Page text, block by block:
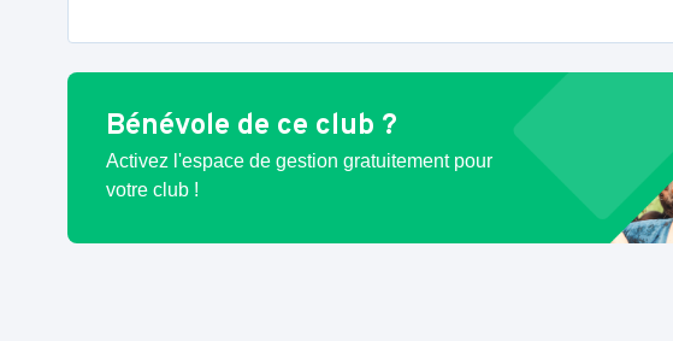
Bénévole de ce club ?
Activez l'espace de gestion gratuitement pour
votre club !